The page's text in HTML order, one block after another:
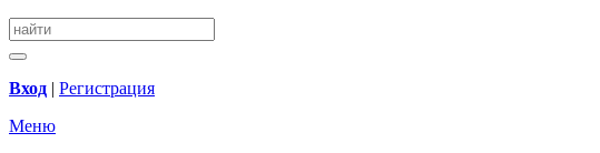
Вход | Регистрация
Меню